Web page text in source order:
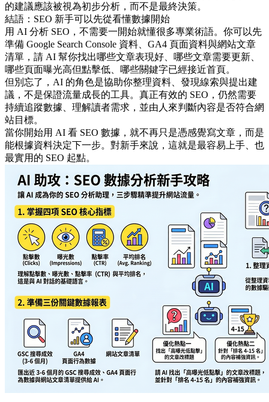
的建議應該被視為初步分析，而不是最終決策。
結語：SEO 新手可以先從看懂數據開始
用 AI 分析 SEO，不需要一開始就懂很多專業術語。你可以先
準備 Google Search Console 資料、GA4 頁面資料與網站文章
清單，請 AI 幫你找出哪些文章表現好、哪些文章需要更新、
哪些頁面曝光高但點擊低、哪些關鍵字已經接近首頁。
但別忘了，AI 的角色是協助你整理資料、發現線索與提出建
議，不是保證流量成長的工具。真正有效的 SEO，仍然需要
持續追蹤數據、理解讀者需求，並由人來判斷內容是否符合網
站目標。
當你開始用 AI 看 SEO 數據，就不再只是憑感覺寫文章，而是
能根據資料決定下一步。對新手來說，這就是最容易上手、也
最實用的 SEO 起點。